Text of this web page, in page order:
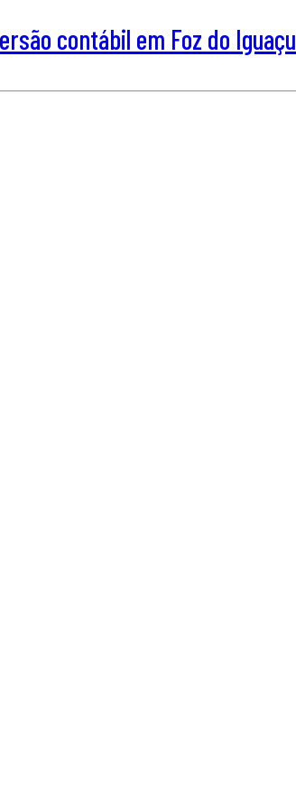
contábil em Foz do Iguaçu